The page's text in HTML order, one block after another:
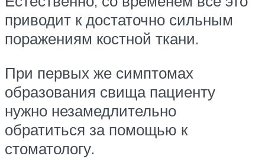
приводит к достаточно сильным
поражениям костной ткани.
При первых же симптомах
образования свища пациенту
нужно незамедлительно
обратиться за помощью к
стоматологу.